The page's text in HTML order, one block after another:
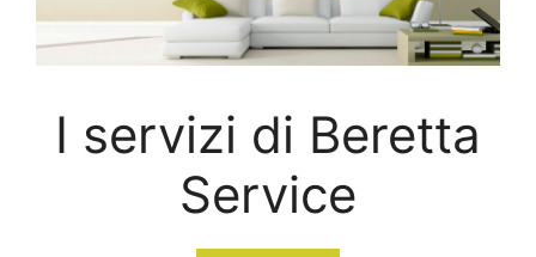
I servizi di Beretta
Service